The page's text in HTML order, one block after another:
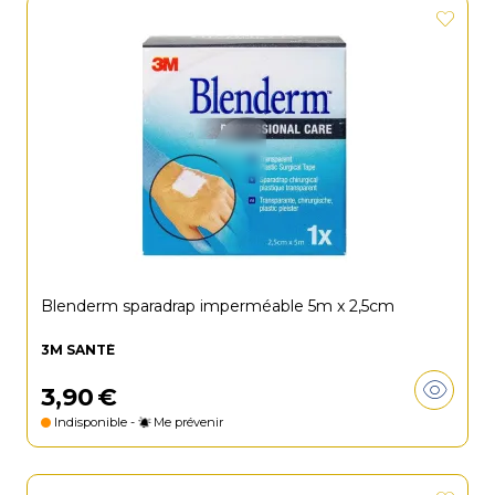
Blenderm sparadrap imperméable 5m x 2,5cm
3M SANTÉ
3,90€
Indisponible - Me prévenir